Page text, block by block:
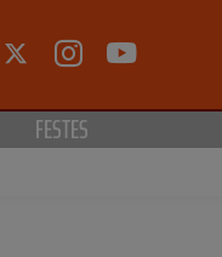
FESTES